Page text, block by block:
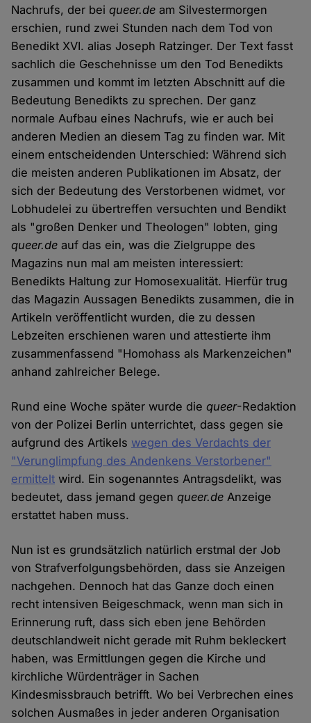
Nachrufs, der beiqueer.de am Silvestermorgen
erschien, rund zwei Stunden nach dem Tod von
Benedikt XVI. alias Joseph Ratzinger. Der Text fasst
sachlich die Geschehnisse um den Tod Benedikts
zusammen und kommt im letzten Abschnitt auf die
Bedeutung Benedikts zu sprechen. Der ganz
normale Aufbau eines Nachrufs, wie er auch bei
anderen Medien an diesem Tag zu finden war. Mit
einem entscheidenden Unterschied: Während sich
die meisten anderen Publikationen im Absatz, der
sich der Bedeutung des Verstorbenen widmet, vor
Lobhudelei zu übertreffen versuchten und Bendikt
als "großen Denker und Theologen" lobten, ging
queer.de auf das ein, was die Zielgruppe des
Magazins nun mal am meisten interessiert:
Benedikts Haltung zur Homosexualität. Hierfür trug
das Magazin Aussagen Benedikts zusammen, die in
Artikeln veröffentlicht wurden, die zu dessen
Lebzeiten erschienen waren und attestierte ihm
zusammenfassend "Homohass als Markenzeichen"
anhand zahlreicher Belege.
Rund eine Woche später wurde diequeer-Redaktion
von der Polizei Berlin unterrichtet, dass gegen sie
aufgrund des Artikels wegen des Verdachts der
"Verunglimpfung des Andenkens Verstorbener"
ermittelt wird. Ein sogenanntes Antragsdelikt, was
bedeutet, dass jemand gegenqueer.deAnzeige
erstattet haben muss.
Nun ist es grundsätzlich natürlich erstmal der Job
von Strafverfolgungsbehörden, dass sie Anzeigen
nachgehen. Dennoch hat das Ganze doch einen
recht intensiven Beigeschmack, wenn man sich in
Erinnerung ruft, dass sich eben jene Behörden
deutschlandweit nicht gerade mit Ruhm bekleckert
haben, was Ermittlungen gegen die Kirche und
kirchliche Würdenträger in Sachen
Kindesmissbrauch betrifft. Wo bei Verbrechen eines
solchen Ausmaßes in jeder anderen Organisation